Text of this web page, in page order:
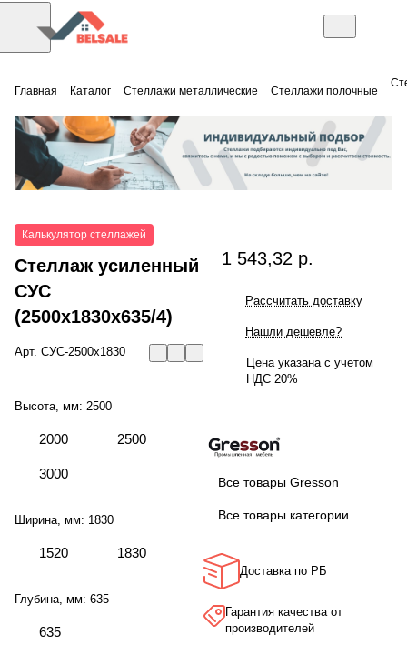
Главная Каталог Стеллажи металлические Стеллажи полочные
Калькулятор стеллажей
Стеллаж усиленный
СУС
(2500x1830x635/4)
Арт. СУС-2500х1830
Высота, мм: 2500
2000 2500
3000
Ширина, мм: 1830
1520 1830
Глубина, мм: 635
635
1 543,32 р.
Рассчитать доставку
Нашли дешевле?
Цена указана с учетом
НДС 20%
Все товары Gresson
Все товары категории
Доставка по РБ
Гарантия качества от
производителей